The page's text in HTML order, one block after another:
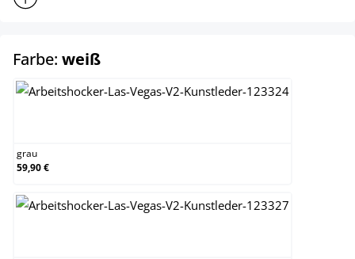
Farbe: weißauswählen
grau
59,90 €